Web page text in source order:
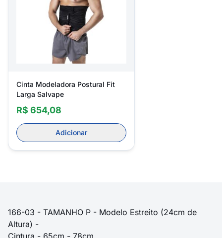
Cinta Modeladora Postural Fit
Larga Salvape
R$ 654,08
Adicionar
166-03 - TAMANHO P - Modelo Estreito (24cm de
Altura) -
Cintura - 65cm - 78cm